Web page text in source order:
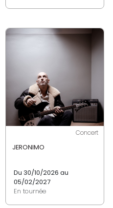
Concert
JERONIMO
Du 30/10/2026 au
05/02/2027
En tournée